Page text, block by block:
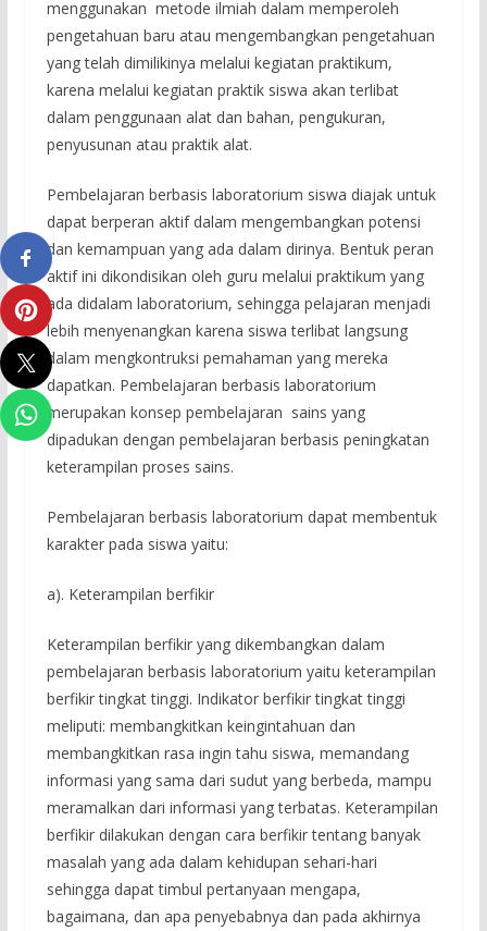
menggunakan metode ilmiah dalam memperoleh
pengetahuan baru atau mengembangkan pengetahuan
yang telah dimilikinya melalui kegiatan praktikum,
karena melalui kegiatan praktik siswa akan terlibat
dalam penggunaan alat dan bahan, pengukuran,
penyusunan atau praktik alat.
Pembelajaran berbasis laboratorium siswa diajak untuk
dapat berperan aktif dalam mengembangkan potensi
dan kemampuan yang ada dalam dirinya. Bentuk peran
aktif ini dikondisikan oleh guru melalui praktikum yang
ada didalam laboratorium, sehingga pelajaran menjadi
lebih menyenangkan karena siswa terlibat langsung
dalam mengkontruksi pemahaman yang mereka
dapatkan. Pembelajaran berbasis laboratorium
merupakan konsep pembelajaran sains yang
dipadukan dengan pembelajaran berbasis peningkatan
keterampilan proses sains.
Pembelajaran berbasis laboratorium dapat membentuk
karakter pada siswa yaitu:
a). Keterampilan berfikir
Keterampilan berfikir yang dikembangkan dalam
pembelajaran berbasis laboratorium yaitu keterampilan
berfikir tingkat tinggi. Indikator berfikir tingkat tinggi
meliputi: membangkitkan keingintahuan dan
membangkitkan rasa ingin tahu siswa, memandang
informasi yang sama dari sudut yang berbeda, mampu
meramalkan dari informasi yang terbatas. Keterampilan
berfikir dilakukan dengan cara berfikir tentang banyak
masalah yang ada dalam kehidupan sehari-hari
sehingga dapat timbul pertanyaan mengapa,
bagaimana, dan apa penyebabnya dan pada akhirnya